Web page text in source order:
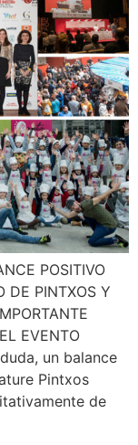
POSITIVO
DE PINTXOS Y
EVENTO
un balance
Pintxos
de